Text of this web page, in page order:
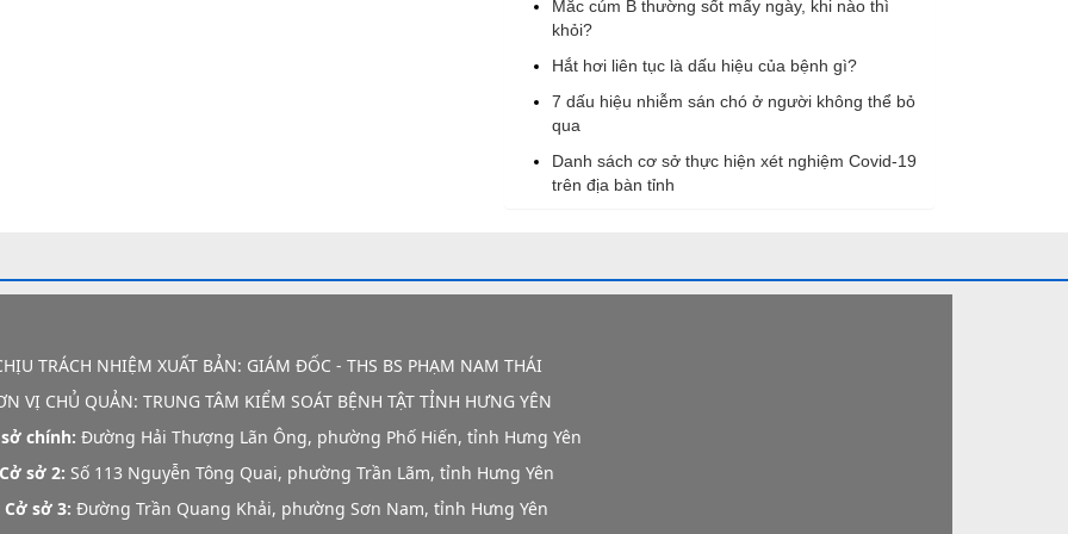
Mắc cúm B thường sốt mấy ngày, khi nào thì
khỏi?
Hắt hơi liên tục là dấu hiệu của bệnh gì?
7 dấu hiệu nhiễm sán chó ở người không thể bỏ
qua
Danh sách cơ sở thực hiện xét nghiệm Covid-19
trên địa bàn tỉnh
TRÁCH NHIỆM XUẤT BẢN: GIÁM ĐỐC - THS BS PHẠM NAM THÁI
VỊ CHỦ QUẢN: TRUNG TÂM KIỂM SOÁT BỆNH TẬT TỈNH HƯNG YÊN
chính: Đường Hải Thượng Lãn Ông, phường Phố Hiến, tỉnh Hưng Yên
Cở sở 2: Số 113 Nguyễn Tông Quai, phường Trần Lãm, tỉnh Hưng Yên
Cở sở 3: Đường Trần Quang Khải, phường Sơn Nam, tỉnh Hưng Yên